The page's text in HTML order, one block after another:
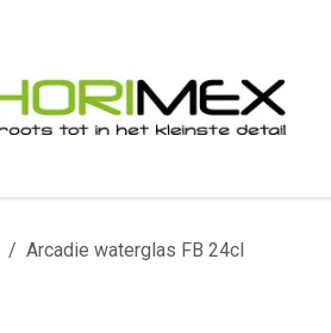
Arcadie waterglas FB 24cl